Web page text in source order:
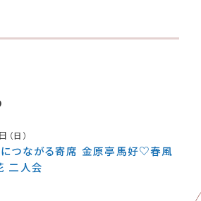
（日）
につながる寄席 金原亭馬好♡春風
二人会